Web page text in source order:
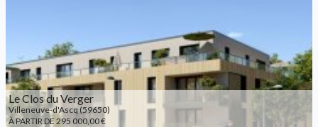
Le Clos du Verger
Villeneuve-d'Ascq (59650)
À PARTIR DE 295 000,00 €